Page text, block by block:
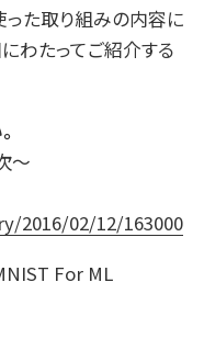
った取り組みの内容に
わたってご紹介する
〜
2016/02/12/163000
For ML